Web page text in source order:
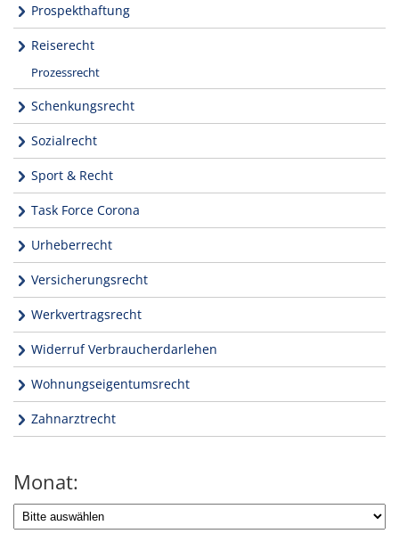
Prospekthaftung
Reiserecht
Prozessrecht
Schenkungsrecht
Sozialrecht
Sport & Recht
Task Force Corona
Urheberrecht
Versicherungsrecht
Werkvertragsrecht
Widerruf Verbraucherdarlehen
Wohnungseigentumsrecht
Zahnarztrecht
Monat: